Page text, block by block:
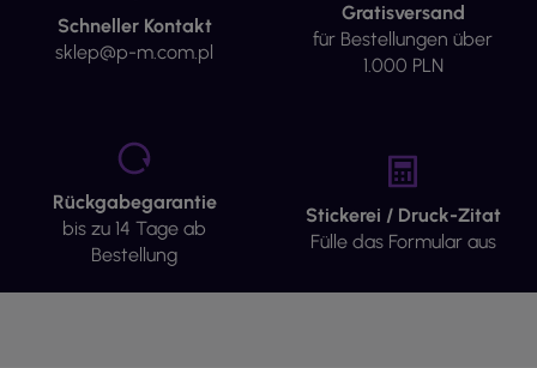
Schneller Kontakt
sklep@p-m.com.pl
Gratisversand
für Bestellungen über
1.000 PLN
Rückgabegarantie
bis zu 14 Tage ab
Bestellung
Stickerei / Druck-Zitat
Fülle das Formular aus